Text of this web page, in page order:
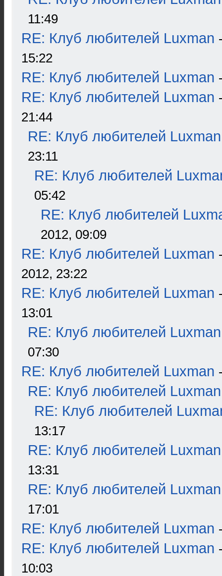
11:49
RE: Клуб любителей Luxman
15:22
RE: Клуб любителей Luxman
RE: Клуб любителей Luxman
21:44
RE: Клуб любителей Luxman
23:11
RE: Клуб любителей
05:42
RE: Клуб любителей
2012, 09:09
RE: Клуб любителей Luxman
2012, 23:22
RE: Клуб любителей Luxman
13:01
RE: Клуб любителей Luxman
07:30
RE: Клуб любителей Luxman
RE: Клуб любителей Luxman
RE: Клуб любителей
13:17
RE: Клуб любителей Luxman
13:31
RE: Клуб любителей Luxman
17:01
RE: Клуб любителей Luxman
RE: Клуб любителей Luxman
10:03